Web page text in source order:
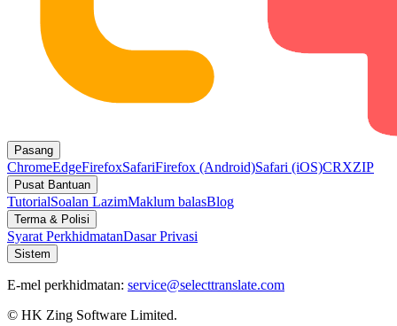
Pasang
ChromeEdgeFirefoxSafariFirefox (Android)Safari (iOS)CRXZIP
Pusat Bantuan
TutorialSoalan LazimMaklum balasBlog
Terma & Polisi
Syarat PerkhidmatanDasar Privasi
Sistem
E-mel perkhidmatan: service@selecttranslate.com
© HK Zing Software Limited.